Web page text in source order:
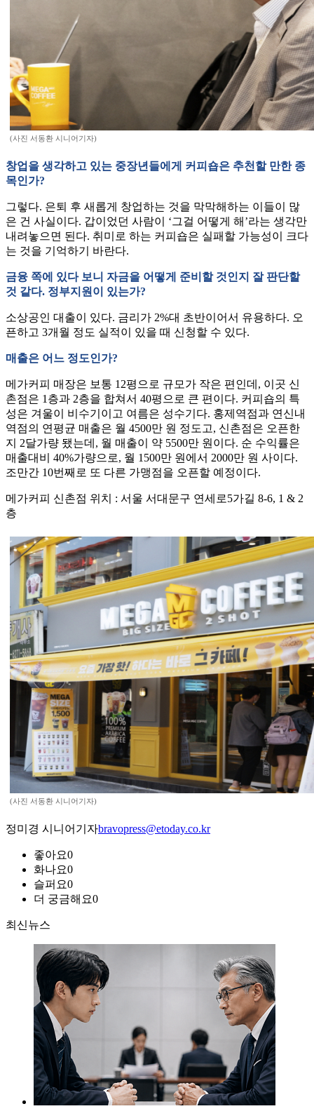
(사진 서동환 시니어기자)
창업을 생각하고 있는 중장년들에게 커피숍은 추천할 만한 종
목인가?
그렇다. 은퇴 후 새롭게 창업하는 것을 막막해하는 이들이 많
은 건 사실이다. 갑이었던 사람이 ‘그걸 어떻게 해’라는 생각만
내려놓으면 된다. 취미로 하는 커피숍은 실패할 가능성이 크다
는 것을 기억하기 바란다.
금융 쪽에 있다 보니 자금을 어떻게 준비할 것인지 잘 판단할
것 같다. 정부지원이 있는가?
소상공인 대출이 있다. 금리가 2%대 초반이어서 유용하다. 오
픈하고 3개월 정도 실적이 있을 때 신청할 수 있다.
매출은 어느 정도인가?
메가커피 매장은 보통 12평으로 규모가 작은 편인데, 이곳 신
촌점은 1층과 2층을 합쳐서 40평으로 큰 편이다. 커피숍의 특
성은 겨울이 비수기이고 여름은 성수기다. 홍제역점과 연신내
역점의 연평균 매출은 월 4500만 원 정도고, 신촌점은 오픈한
지 2달가량 됐는데, 월 매출이 약 5500만 원이다. 순 수익률은
매출대비 40%가량으로, 월 1500만 원에서 2000만 원 사이다.
조만간 10번째로 또 다른 가맹점을 오픈할 예정이다.
메가커피 신촌점 위치 : 서울 서대문구 연세로5가길 8-6, 1 & 2
층
(사진 서동환 시니어기자)
정미경 시니어기자bravopress@etoday.co.kr
좋아요0
화나요0
슬퍼요0
더 궁금해요0
최신뉴스